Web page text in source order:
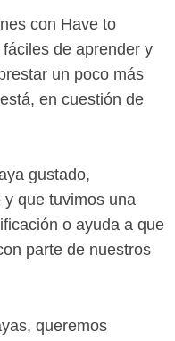
con Have to
de aprender y
un poco más
en cuestión de
gustado,
que tuvimos una
o ayuda a que
parte de nuestros
queremos